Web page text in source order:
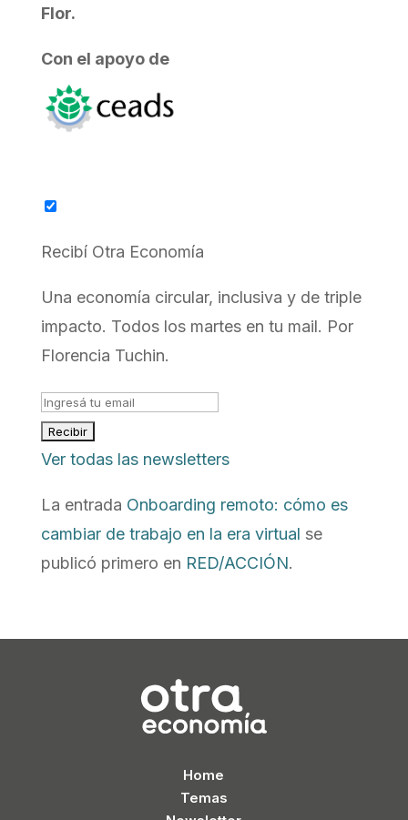
Flor.
Con el apoyo de
Recibí Otra Economía
Una economía circular, inclusiva y de triple
impacto. Todos los martes en tu mail. Por
Florencia Tuchin.
Ver todas las newsletters
La entrada Onboarding remoto: cómo es
cambiar de trabajo en la era virtual se
publicó primero en RED/ACCIÓN.
Home
Temas